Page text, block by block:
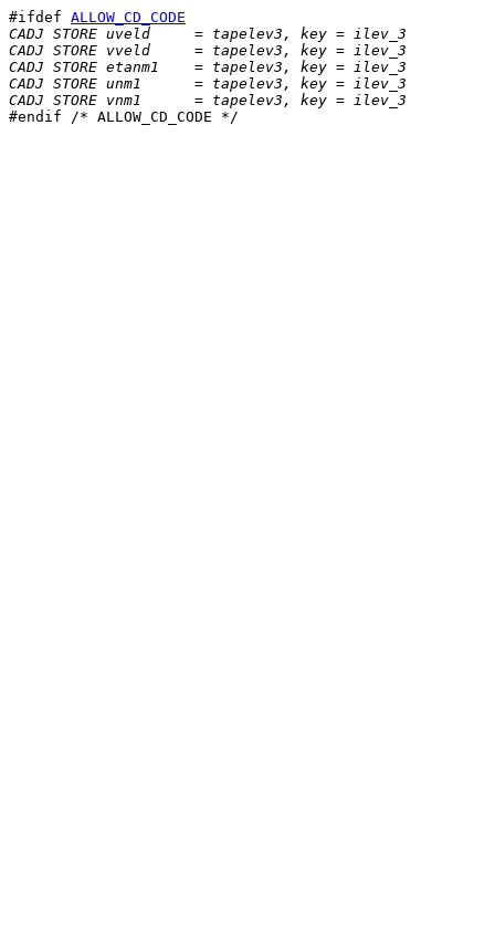
#ifdef ALLOW_CD_CODE
CADJ STORE uveld     = tapelev3, key = ilev_3
CADJ STORE vveld     = tapelev3, key = ilev_3
CADJ STORE etanm1    = tapelev3, key = ilev_3
CADJ STORE unm1      = tapelev3, key = ilev_3
CADJ STORE vnm1      = tapelev3, key = ilev_3